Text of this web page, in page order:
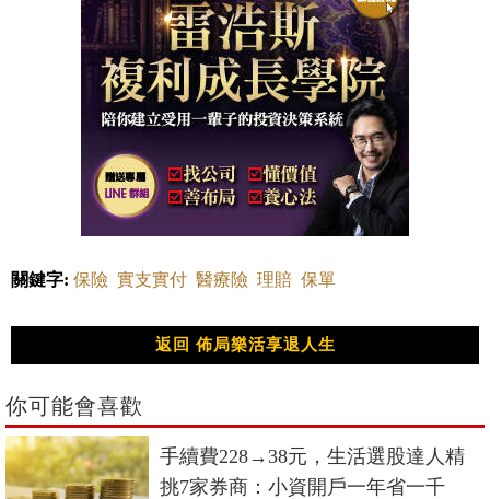
關鍵字: 保險 實支實付 醫療險 理賠 保單
返回 佈局樂活享退人生
你可能會喜歡
手續費228→38元，生活選股達人精
挑7家券商：小資開戶一年省一千